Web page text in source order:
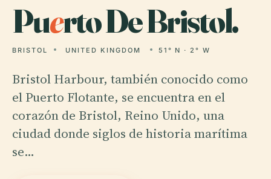
Puerto De Bristol.
BRISTOL UNITED KINGDOM 51° N · 2° W
Bristol Harbour, también conocido como
el Puerto Flotante, se encuentra en el
corazón de Bristol, Reino Unido, una
ciudad donde siglos de historia marítima
se…